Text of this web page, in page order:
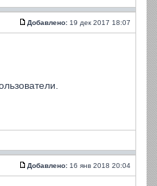
Добавлено: 19 дек 2017 18:07
Добавлено: 16 янв 2018 20:04